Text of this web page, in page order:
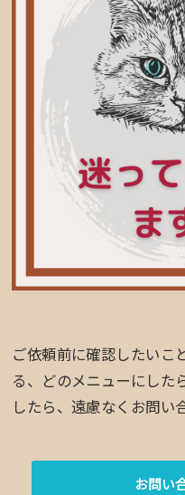
ご依頼前に確認したいこ
る、どのメニューにした
したら、遠慮なくお問い
お問い